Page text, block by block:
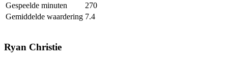
Gespeelde minuten
270
Gemiddelde waardering 7.4
Ryan Christie